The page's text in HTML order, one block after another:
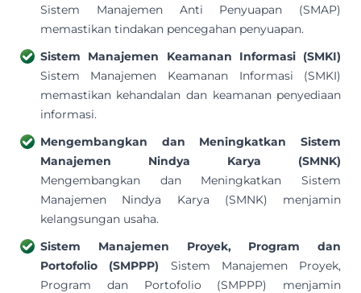
Sistem Manajemen Anti Penyuapan (SMAP)
memastikan tindakan pencegahan penyuapan.
Sistem Manajemen Keamanan Informasi (SMKI)
Sistem Manajemen Keamanan Informasi (SMKI)
memastikan kehandalan dan keamanan penyediaan
informasi.
Mengembangkan dan Meningkatkan Sistem
Manajemen Nindya Karya (SMNK)
Mengembangkan dan Meningkatkan Sistem
Manajemen Nindya Karya (SMNK) menjamin
kelangsungan usaha.
Sistem Manajemen Proyek, Program dan
Portofolio (SMPPP) Sistem Manajemen Proyek,
Program dan Portofolio (SMPPP) menjamin